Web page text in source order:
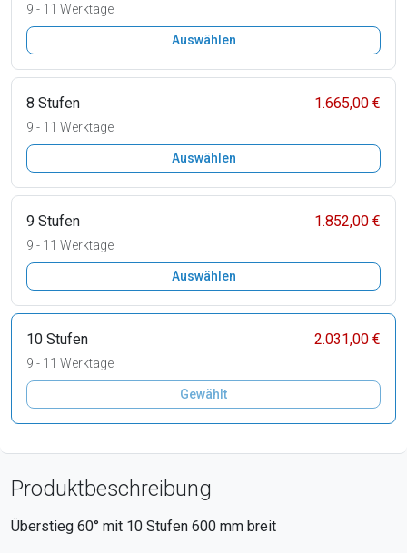
9 - 11 Werktage
Auswählen
8 Stufen 1.665,00 €
9 - 11 Werktage
Auswählen
9 Stufen 1.852,00 €
9 - 11 Werktage
Auswählen
10 Stufen 2.031,00 €
9 - 11 Werktage
Gewählt
Produktbeschreibung
Überstieg 60° mit 10 Stufen 600 mm breit